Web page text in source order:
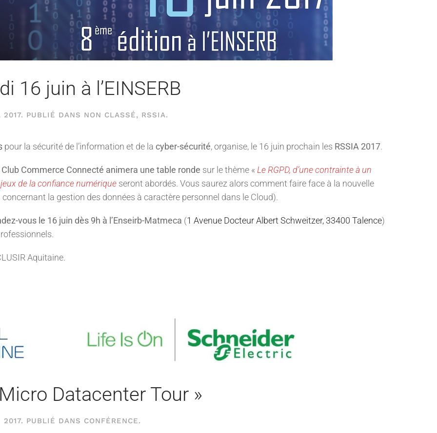
16 juin à l’EINSERB
2017. PUBLIÉ DANS NON CLASSÉ, RSSIA.
pour la sécurité de l’information et de la cyber-sécurité, organise, le 16 juin prochain les RSSIA 2017.
Club Commerce Connecté animera une table ronde sur le thème « Le RGPD, d’une contrainte à un
de la confiance numérique seront abordés. Vous saurez alors comment faire face à la nouvelle
concernant la gestion des données à caractère personnel dans le Cloud).
vous le 16 juin dès 9h à l’Enseirb-Matmeca (1 Avenue Docteur Albert Schweitzer, 33400 Talence)
Aquitaine.
Datacenter Tour »
2017. PUBLIÉ DANS CONFÉRENCE.